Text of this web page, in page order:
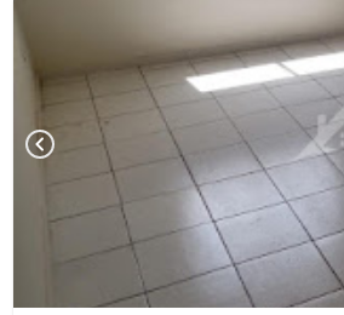
chevron_left